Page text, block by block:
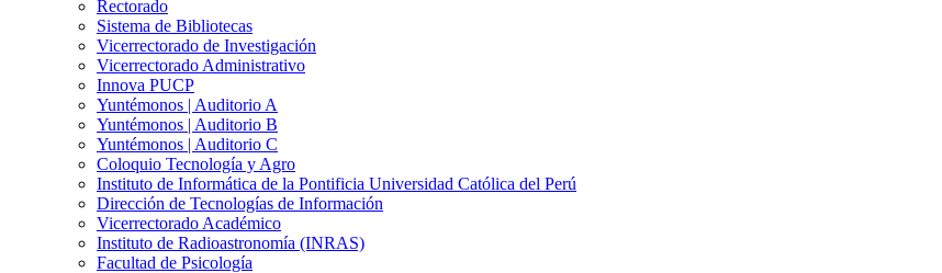
Rectorado
Sistema de Bibliotecas
Vicerrectorado de Investigación
Vicerrectorado Administrativo
Innova PUCP
Yuntémonos | Auditorio A
Yuntémonos | Auditorio B
Yuntémonos | Auditorio C
Coloquio Tecnología y Agro
Instituto de Informática de la Pontificia Universidad Católica del Perú
Dirección de Tecnologías de Información
Vicerrectorado Académico
Instituto de Radioastronomía (INRAS)
Facultad de Psicología